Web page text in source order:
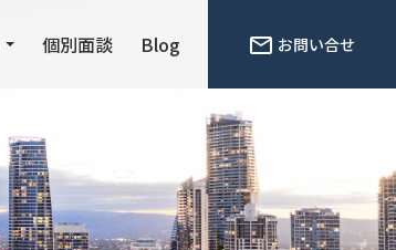
個別面談 Blog お問い合せ